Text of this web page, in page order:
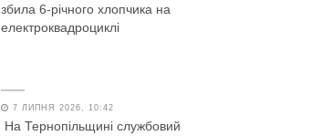
збила 6-річного хлопчика на
електроквадроциклі
7 ЛИПНЯ 2026, 10:42
На Тернопільщині службовий